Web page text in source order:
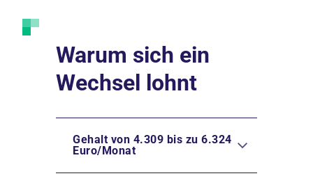
Warum sich ein
Wechsel lohnt
Gehalt von 4.309 bis zu 6.324
Euro/Monat